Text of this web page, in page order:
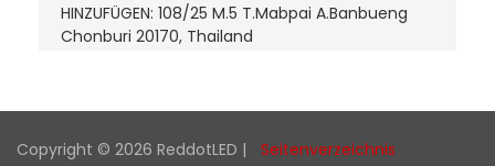
HINZUFÜGEN: 108/25 M.5 T.Mabpai A.Banbueng
Chonburi 20170, Thailand
Copyright © 2026 ReddotLED | Seitenverzeichnis